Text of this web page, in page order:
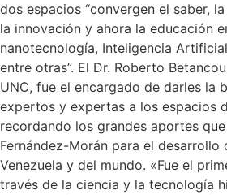
dos espacios “convergen el saber,
la innovación y ahora la educación
nanotecnología, Inteligencia
entre otras”. El Dr. Roberto
UNC, fue el encargado de darles la
expertos y expertas a los espacios
recordando los grandes aportes
Fernández-Morán para el
Venezuela y del mundo. «Fue el
través de la ciencia y la tecnología